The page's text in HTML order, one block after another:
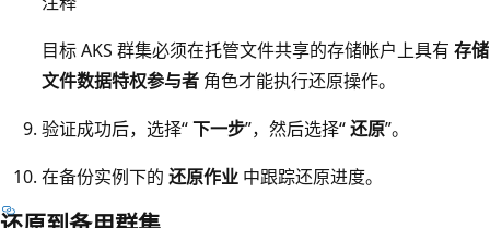
目标 AKS 群集必须在托管文件共享的存储帐户上具有 存储
文件数据特权参与者 角色才能执行还原操作。
验证成功后，选择“下一步”，然后选择“还原”。
在备份实例下的 还原作业 中跟踪还原进度。